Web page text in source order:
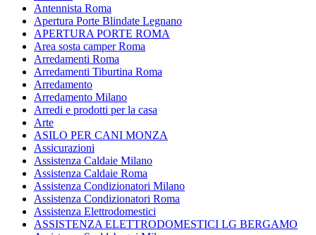
Antennista Roma
Apertura Porte Blindate Legnano
APERTURA PORTE ROMA
Area sosta camper Roma
Arredamenti Roma
Arredamenti Tiburtina Roma
Arredamento
Arredamento Milano
Arredi e prodotti per la casa
Arte
ASILO PER CANI MONZA
Assicurazioni
Assistenza Caldaie Milano
Assistenza Caldaie Roma
Assistenza Condizionatori Milano
Assistenza Condizionatori Roma
Assistenza Elettrodomestici
ASSISTENZA ELETTRODOMESTICI LG BERGAMO